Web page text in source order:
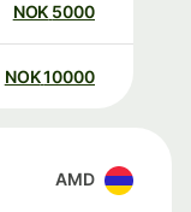
5000
NOK
10000
NOK
AMD